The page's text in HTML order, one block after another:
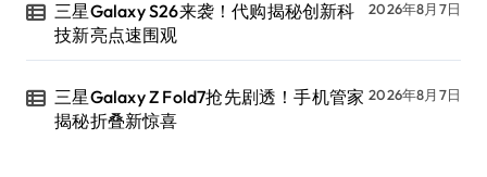
三星Galaxy S26来袭！代购揭秘创新科
技新亮点速围观
2026年8月7日
三星Galaxy Z Fold7抢先剧透！手机管家
揭秘折叠新惊喜
2026年8月7日